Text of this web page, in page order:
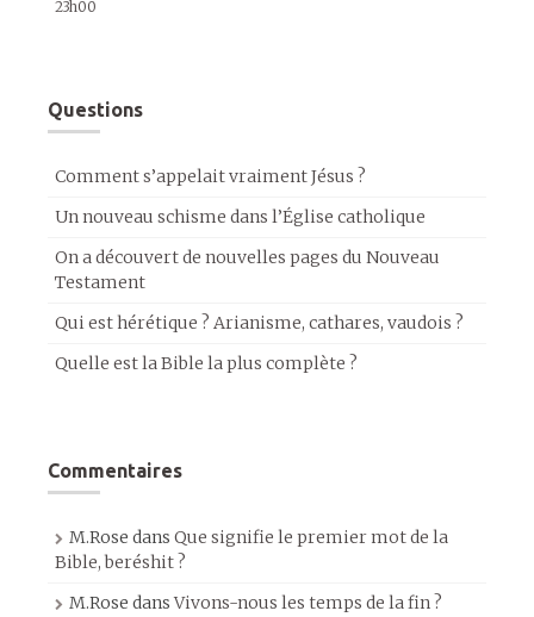
23h00
Questions
Comment s’appelait vraiment Jésus ?
Un nouveau schisme dans l’Église catholique
On a découvert de nouvelles pages du Nouveau
Testament
Qui est hérétique ? Arianisme, cathares, vaudois ?
Quelle est la Bible la plus complète ?
Commentaires
M.Rose dans Que signifie le premier mot de la
Bible, beréshit ?
M.Rose dansVivons-nous les temps de la fin ?